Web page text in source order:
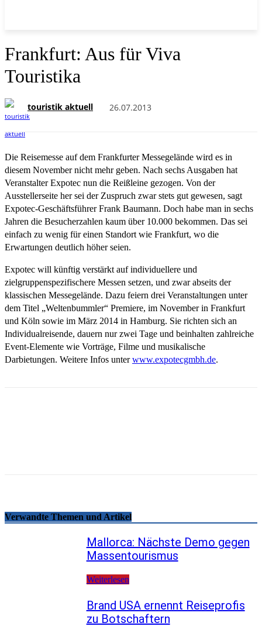
Frankfurt: Aus für Viva
Touristika
touristik aktuell 26.07.2013
Die Reisemesse auf dem Frankfurter Messegelände wird es in
diesem November nicht mehr geben. Nach sechs Ausgaben hat
Veranstalter Expotec nun die Reißleine gezogen. Von der
Ausstellerseite her sei der Zuspruch zwar stets gut gewesen, sagt
Expotec-Geschäftsführer Frank Baumann. Doch habe man in sechs
Jahren die Besucherzahlen kaum über 10.000 bekommen. Das sei
einfach zu wenig für einen Standort wie Frankfurt, wo die
Erwartungen deutlich höher seien.
Expotec will künftig verstärkt auf individuellere und
zielgruppenspezifischere Messen setzen, und zwar abseits der
klassischen Messegelände. Dazu feiern drei Veranstaltungen unter
dem Titel „Weltenbummler“ Premiere, im November in Frankfurt
und Köln sowie im März 2014 in Hamburg. Sie richten sich an
Individualreisende, dauern nur zwei Tage und beinhalten zahlreiche
Event-Elemente wie Vorträge, Filme und musikalische
Darbietungen. Weitere Infos unterwww.expotecgmbh.de.
Verwandte Themen und Artikel
Mallorca: Nächste Demo gegen
Massentourismus
Weiterlesen
Brand USA ernennt Reiseprofis
zu Botschaftern